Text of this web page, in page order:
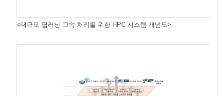
<대규모 딥러닝 고속 처리를 위한 HPC 시스템 개념도>